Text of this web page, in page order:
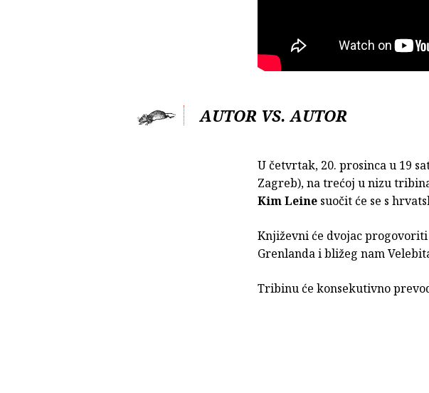
AUTOR VS. AUTOR
U četvrtak, 20. prosinca u 19
Zagreb), na trećoj u nizu
Kim Leine suočit će se s
Književni će dvojac
Grenlanda i bližeg nam
Tribinu će konsekutivno